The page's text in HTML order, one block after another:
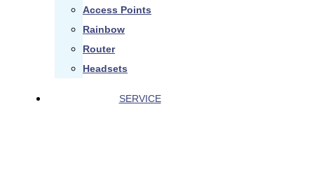
Access Points
Rainbow
Router
Headsets
SERVICE